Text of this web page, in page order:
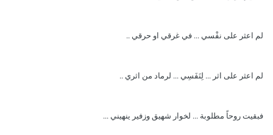
لم اعثر على نفْسي ... في غرقي او حرقي ..
لم اعثر على اثر ... لِنَفَسِي ... لرماد من اثري ..
فبقيت روحاً مطلوبة ... لخوار شهيق وزفير ينهيني ...